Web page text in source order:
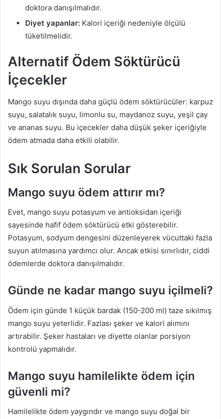
doktora danışılmalıdır.
Diyet yapanlar: Kalori içeriği nedeniyle ölçülü
tüketilmelidir.
Alternatif Ödem Söktürücü
İçecekler
Mango suyu dışında daha güçlü ödem söktürücüler: karpuz
suyu, salatalık suyu, limonlu su, maydanoz suyu, yeşil çay
ve ananas suyu. Bu içecekler daha düşük şeker içeriğiyle
ödem atmada daha etkili olabilir.
Sık Sorulan Sorular
Mango suyu ödem attırır mı?
Evet, mango suyu potasyum ve antioksidan içeriği
sayesinde hafif ödem söktürücü etki gösterebilir.
Potasyum, sodyum dengesini düzenleyerek vücuttaki fazla
suyun atılmasına yardımcı olur. Ancak etkisi sınırlıdır, ciddi
ödemlerde doktora danışılmalıdır.
Günde ne kadar mango suyu içilmeli?
Ödem için günde 1 küçük bardak (150-200 ml) taze sıkılmış
mango suyu yeterlidir. Fazlası şeker ve kalori alımını
artırabilir. Şeker hastaları ve diyette olanlar porsiyon
kontrolü yapmalıdır.
Mango suyu hamilelikte ödem için
güvenli mi?
Hamilelikte ödem yaygındır ve mango suyu doğal bir